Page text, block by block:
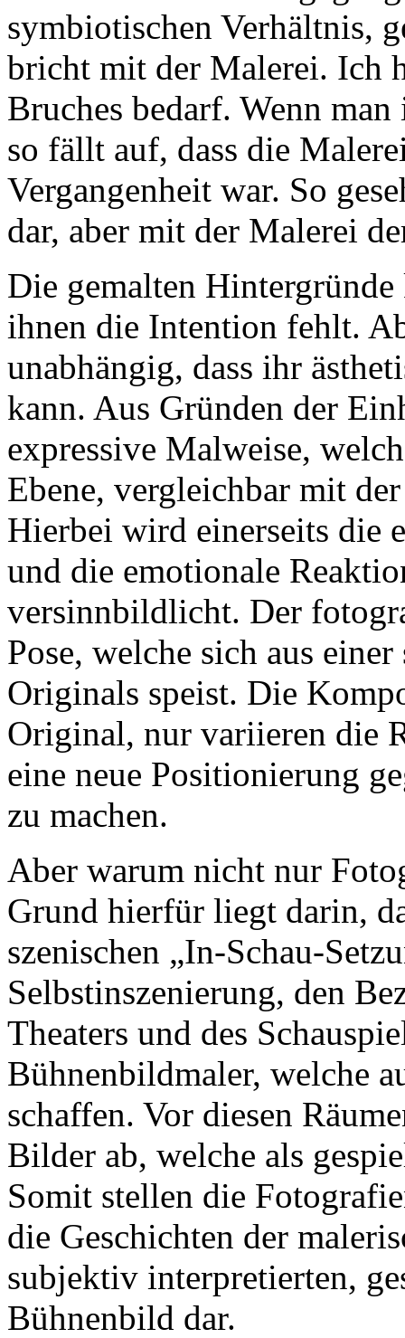
symbiotischen Verhältnis,
bricht mit der Malerei. Ich
Bruches bedarf. Wenn
so fällt auf, dass die
Vergangenheit war. So
dar, aber mit der Malerei
Die gemalten
ihnen die Intention fehlt.
unabhängig, dass ihr
kann. Aus Gründen der
expressive Malweise,
Ebene, vergleichbar mit
Hierbei wird einerseits die
und die emotionale
versinnbildlicht. Der
Pose, welche sich aus
Originals speist. Die
Original, nur variieren die
eine neue Positionierung
zu machen.
Aber warum nicht nur
Grund hierfür liegt darin,
szenischen „In-Schau-
Selbstinszenierung, den
Theaters und des
Bühnenbildmaler, welche
schaffen. Vor diesen
Bilder ab, welche als
Somit stellen die
die Geschichten der
subjektiv interpretierten,
Bühnenbild dar.